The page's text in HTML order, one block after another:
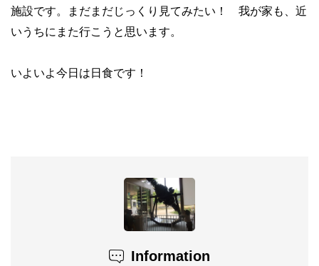
施設です。まだまだじっくり見てみたい！ 我が家も、近
いうちにまた行こうと思います。
いよいよ今日は日食です！
Information